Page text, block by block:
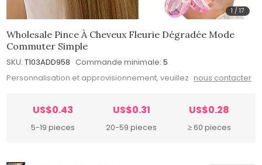
1 /17
Wholesale Pince À Cheveux Fleurie Dégradée Mode
Commuter Simple
SKU: T103ADD958 Commande minimale: 5
Personnalisation et approvisionnement, veuillez nous contacter
US$0.43
5-19 pieces
US$0.31
20-59 pieces
US$0.28
≥ 60 pieces